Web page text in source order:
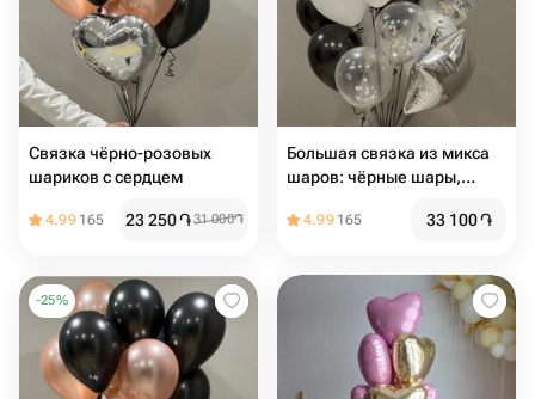
Связка чёрно-розовых
шариков с сердцем ️
4.99 165 23 250֏31 000֏
Большая связка из микса
шаров: чёрные шары,
серебро ️
4.99 165 33 100֏
-25%